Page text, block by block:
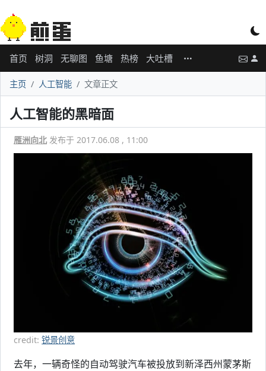
首页 树洞 无聊图 鱼塘 热榜 大吐槽
主页 人工智能 文章正文
人工智能的黑暗面
雁洲向北 发布于 2017.06.08 , 11:00
credit: 锐景创意
去年，一辆奇怪的自动驾驶汽车被投放到新泽西州蒙茅斯